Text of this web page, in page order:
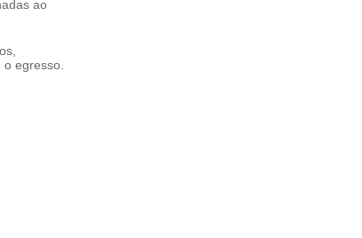
ao
egresso.